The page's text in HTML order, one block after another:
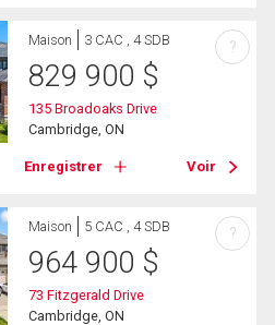
Maison 3 CAC , 4 SDB
829 900 $
135 Broadoaks Drive
Cambridge, ON
Enregistrer Voir
?
Maison 5 CAC , 4 SDB
964 900 $
73 Fitzgerald Drive
Cambridge, ON
?